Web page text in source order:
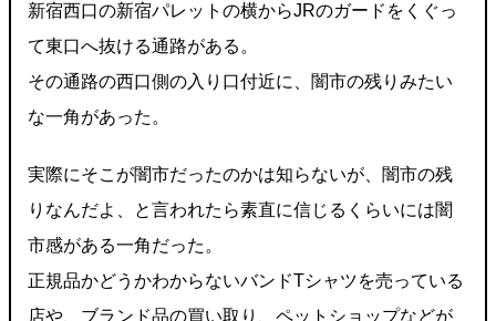
新宿西口の新宿パレットの横からJRのガードをくぐっ
て東口へ抜ける通路がある。
その通路の西口側の入り口付近に、闇市の残りみたい
な一角があった。
実際にそこが闇市だったのかは知らないが、闇市の残
りなんだよ、と言われたら素直に信じるくらいには闇
市感がある一角だった。
正規品かどうかわからないバンドTシャツを売っている
店や、ブランド品の買い取り、ペットショップなどが